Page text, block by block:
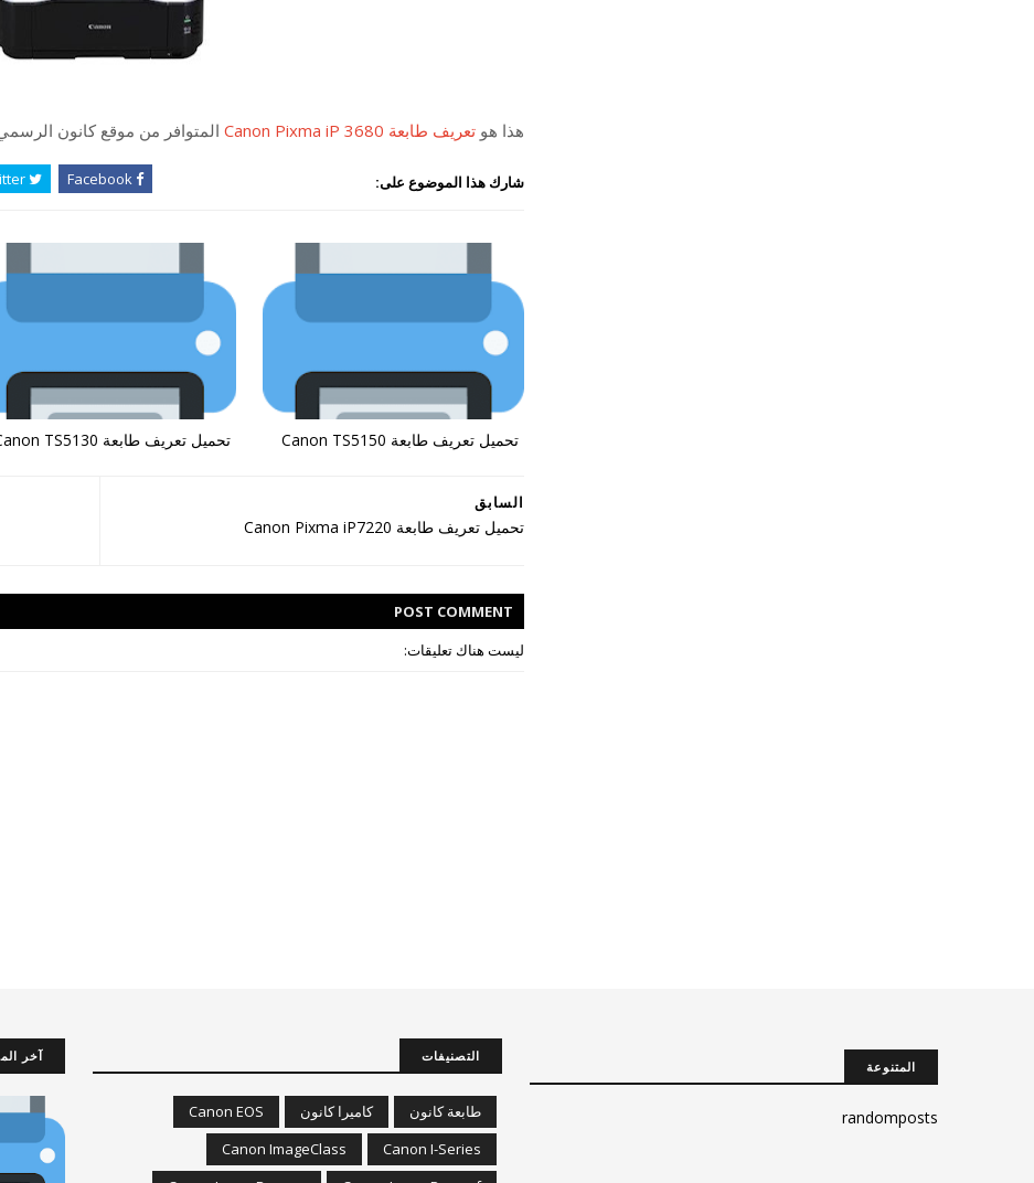
هذا هو تعريف طابعة Canon Pixma iP 3680 المتوافر من موقع كانون
شارك هذا الموضوع على:
تحميل تعريف طابعة Canon TS5150 تحميل تعريف طابعة Canon TS5130
السابق
تحميل تعريف طابعة Canon Pixma iP7220
POST COMMENT
ليست هناك تعليقات:
المتنوعة
randomposts
التصنيفات
طابعة كانون كاميرا كانون
Canon EOS
Canon I-Series
Canon ImageClass
آخر